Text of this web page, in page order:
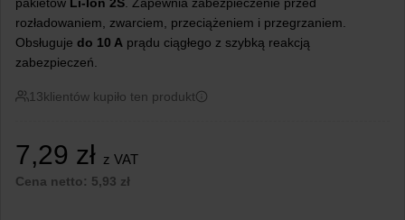
rozładowaniem, zwarciem, przeciążeniem i przegrzaniem.
Obsługuje do 10 A prądu ciągłego z szybką reakcją
zabezpieczeń.
13klientów kupiło ten produkt
7,29 zł z VAT
Cena netto: 5,93 zł